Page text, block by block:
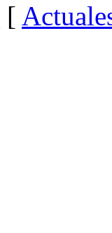
[